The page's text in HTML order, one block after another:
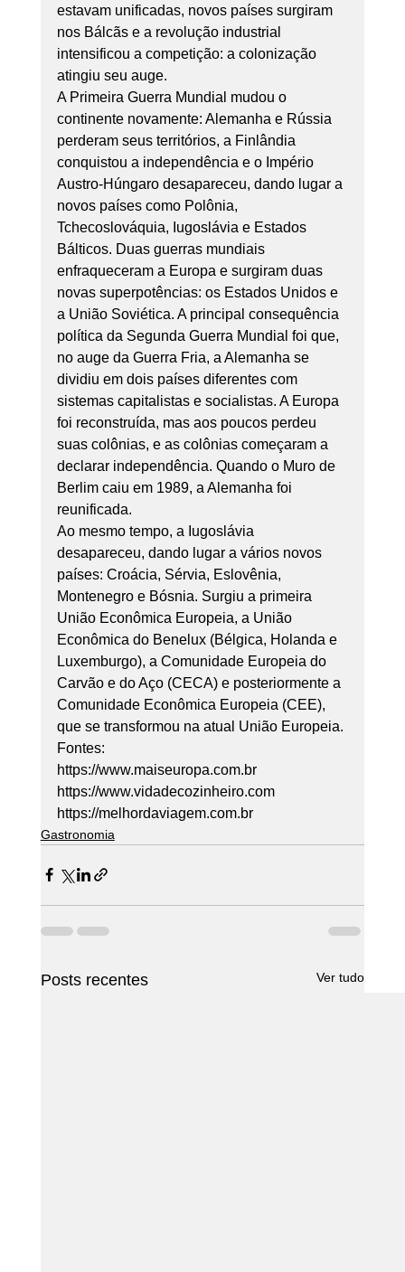
estavam unificadas, novos países surgiram
nos Bálcãs e a revolução industrial
intensificou a competição: a colonização
atingiu seu auge.
A Primeira Guerra Mundial mudou o
continente novamente: Alemanha e Rússia
perderam seus territórios, a Finlândia
conquistou a independência e o Império
Austro-Húngaro desapareceu, dando lugar a
novos países como Polônia,
Tchecoslováquia, Iugoslávia e Estados
Bálticos. Duas guerras mundiais
enfraqueceram a Europa e surgiram duas
novas superpotências: os Estados Unidos e
a União Soviética. A principal consequência
política da Segunda Guerra Mundial foi que,
no auge da Guerra Fria, a Alemanha se
dividiu em dois países diferentes com
sistemas capitalistas e socialistas. A Europa
foi reconstruída, mas aos poucos perdeu
suas colônias, e as colônias começaram a
declarar independência. Quando o Muro de
Berlim caiu em 1989, a Alemanha foi
reunificada.
Ao mesmo tempo, a Iugoslávia
desapareceu, dando lugar a vários novos
países: Croácia, Sérvia, Eslovênia,
Montenegro e Bósnia. Surgiu a primeira
União Econômica Europeia, a União
Econômica do Benelux (Bélgica, Holanda e
Luxemburgo), a Comunidade Europeia do
Carvão e do Aço (CECA) e posteriormente a
Comunidade Econômica Europeia (CEE),
que se transformou na atual União Europeia.
Fontes:
https://www.maiseuropa.com.br
https://www.vidadecozinheiro.com
https://melhordaviagem.com.br
Gastronomia
Posts recentes Ver tudo